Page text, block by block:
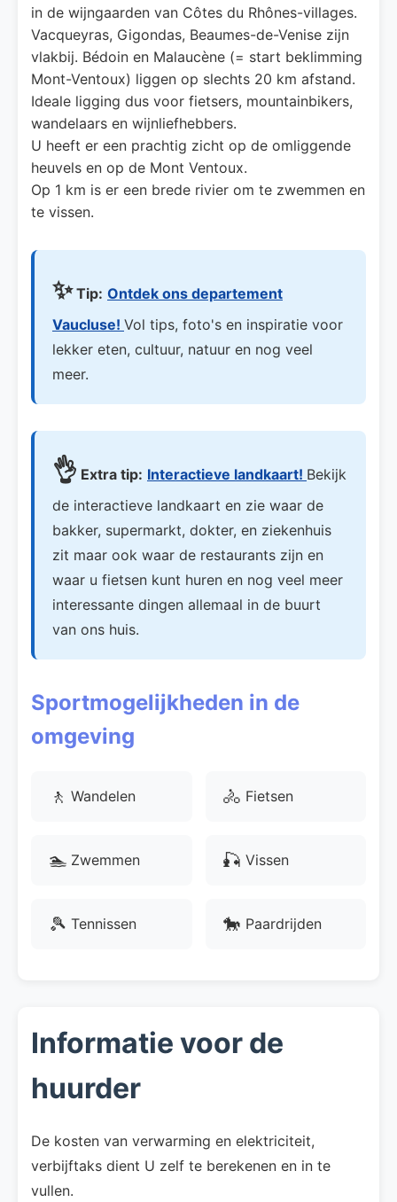
in de wijngaarden van Côtes du Rhônes-villages.
Vacqueyras, Gigondas, Beaumes-de-Venise zijn
vlakbij. Bédoin en Malaucène (= start beklimming
Mont-Ventoux) liggen op slechts 20 km afstand.
Ideale ligging dus voor fietsers, mountainbikers,
wandelaars en wijnliefhebbers.
U heeft er een prachtig zicht op de omliggende
heuvels en op de Mont Ventoux.
Op 1 km is er een brede rivier om te zwemmen en
te vissen.
✨Tip: Ontdek ons departement
Vaucluse! Vol tips, foto's en inspiratie voor
lekker eten, cultuur, natuur en nog veel
meer.
👌 Extra tip: Interactieve landkaart! Bekijk
de interactieve landkaart en zie waar de
bakker, supermarkt, dokter, en ziekenhuis
zit maar ook waar de restaurants zijn en
waar u fietsen kunt huren en nog veel meer
interessante dingen allemaal in de buurt
van ons huis.
Sportmogelijkheden in de
omgeving
🚶 Wandelen 🚴 Fietsen
🏊 Zwemmen 🎣 Vissen
🎾 Tennissen 🐎 Paardrijden
Informatie voor de
huurder
De kosten van verwarming en elektriciteit,
verbijftaks dient U zelf te berekenen en in te
vullen.